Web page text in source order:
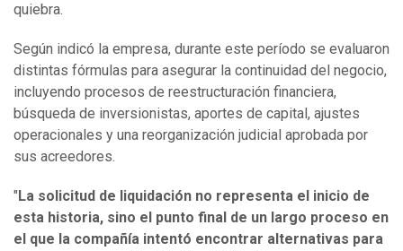
quiebra.
Según indicó la empresa, durante este período se evaluaron
distintas fórmulas para asegurar la continuidad del negocio,
incluyendo procesos de reestructuración financiera,
búsqueda de inversionistas, aportes de capital, ajustes
operacionales y una reorganización judicial aprobada por
sus acreedores.
" La solicitud de liquidación no representa el inicio de
esta historia, sino el punto final de un largo proceso en
el que la compañía intentó encontrar alternativas para